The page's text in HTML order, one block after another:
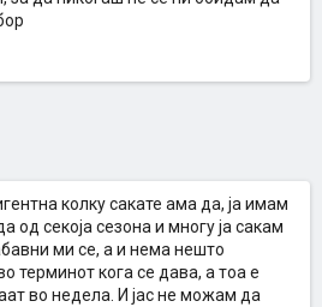
колку сакате ама да, ја имам
од секоја сезона и многу ја сакам
ми се, а и нема нешто
терминот кога се дава, а тоа е
во недела. И јас не можам да